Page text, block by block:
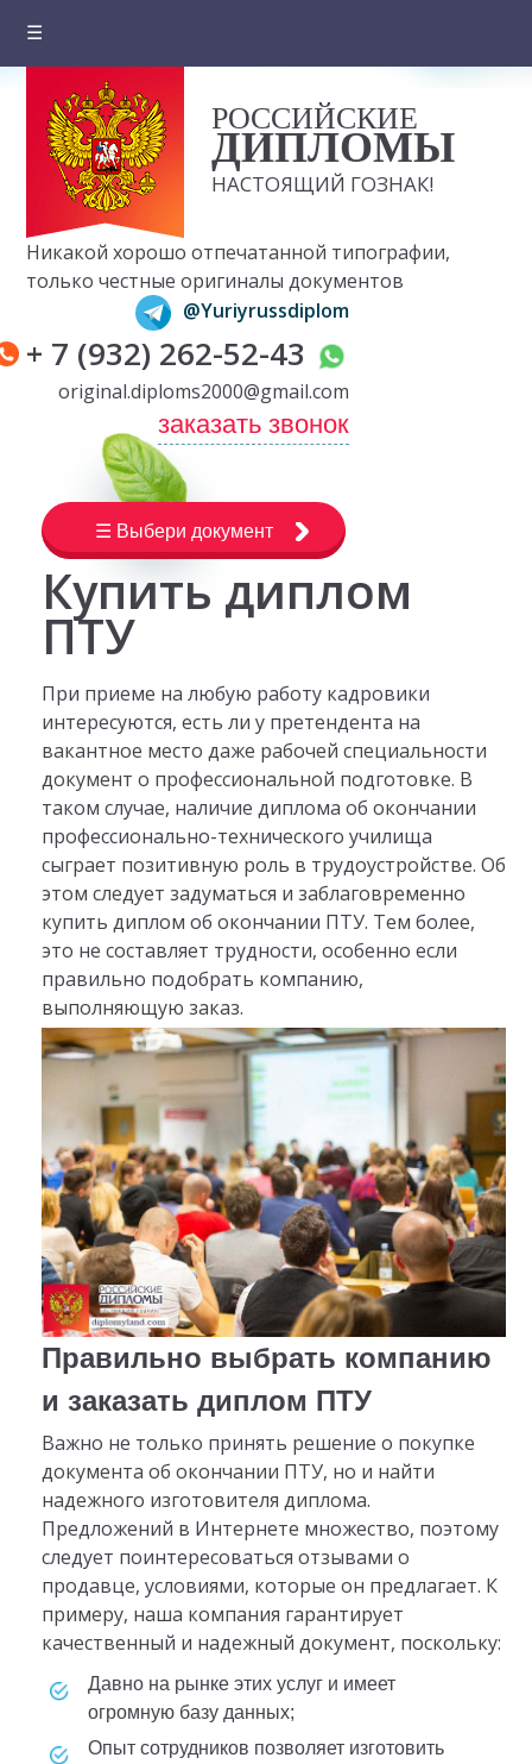
☰
О компании
Цены на документы
Вопросы и ответы
Отзывы клиентов
Оплата и доставка
Контакты
РОССИЙСКИЕ
ДИПЛОМЫ
НАСТОЯЩИЙ ГОЗНАК!
Никакой хорошо отпечатанной типографии,
только честные оригиналы документов
@Yuriyrussdiplom
+ 7 (932) 262-52-43
original.diploms2000@gmail.com
заказать звонок
☰ Выбери документ
Купить диплом
ПТУ
При приеме на любую работу кадровики
интересуются, есть ли у претендента на
вакантное место даже рабочей специальности
документ о профессиональной подготовке. В
таком случае, наличие диплома об окончании
профессионально-технического училища
сыграет позитивную роль в трудоустройстве. Об
этом следует задуматься и заблаговременно
купить диплом об окончании ПТУ. Тем более,
это не составляет трудности, особенно если
правильно подобрать компанию,
выполняющую заказ.
Правильно выбрать компанию
и заказать диплом ПТУ
Важно не только принять решение о покупке
документа об окончании ПТУ, но и найти
надежного изготовителя диплома.
Предложений в Интернете множество, поэтому
следует поинтересоваться отзывами о
продавце, условиями, которые он предлагает. К
примеру, наша компания гарантирует
качественный и надежный документ, поскольку:
давно на рынке этих услуг и имеет
огромную базу данных;
опыт сотрудников позволяет изготовить